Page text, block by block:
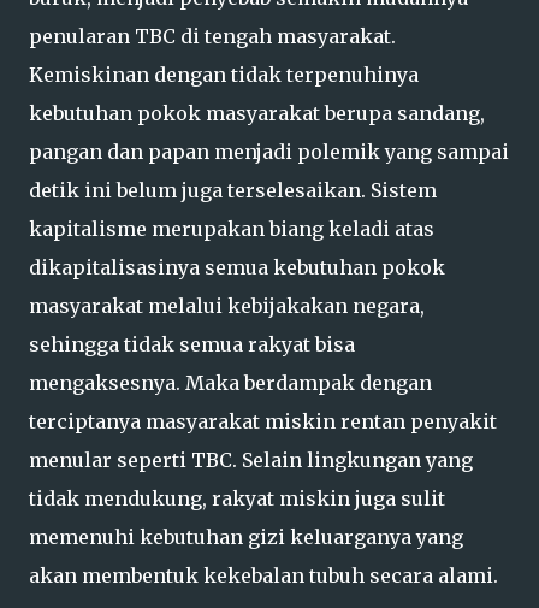
penularan TBC di tengah masyarakat.
Kemiskinan dengan tidak terpenuhinya
kebutuhan pokok masyarakat berupa sandang,
pangan dan papan menjadi polemik yang sampai
detik ini belum juga terselesaikan. Sistem
kapitalisme merupakan biang keladi atas
dikapitalisasinya semua kebutuhan pokok
masyarakat melalui kebijakakan negara,
sehingga tidak semua rakyat bisa
mengaksesnya. Maka berdampak dengan
terciptanya masyarakat miskin rentan penyakit
menular seperti TBC. Selain lingkungan yang
tidak mendukung, rakyat miskin juga sulit
memenuhi kebutuhan gizi keluarganya yang
akan membentuk kekebalan tubuh secara alami.